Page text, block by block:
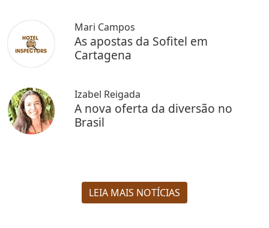
Mari Campos
As apostas da Sofitel em
Cartagena
Izabel Reigada
A nova oferta da diversão no
Brasil
LEIA MAIS NOTÍCIAS